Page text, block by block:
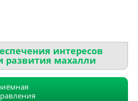
интересов
развития махалли